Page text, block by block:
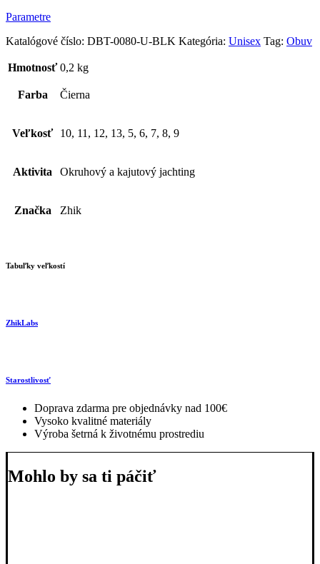
Parametre
Katalógové číslo: DBT-0080-U-BLK Kategória: Unisex Tag: Obuv
Hmotnosť 0,2 kg
Farba Čierna
Veľkosť 10, 11, 12, 13, 5, 6, 7, 8, 9
Aktivita Okruhový a kajutový jachting
Značka Zhik
Tabuľky veľkostí
ZhikLabs
Starostlivosť
Doprava zdarma pre objednávky nad 100€
Vysoko kvalitné materiály
Výroba šetrná k životnému prostrediu
Mohlo by sa ti páčiť